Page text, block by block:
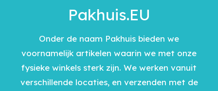
Pakhuis.EU
Onder de naam Pakhuis bieden we
voornamelijk artikelen waarin we met onze
fysieke winkels sterk zijn. We werken vanuit
verschillende locaties, en verzenden met de